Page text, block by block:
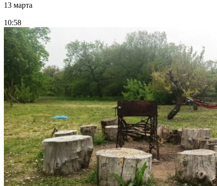
13 марта
10:58